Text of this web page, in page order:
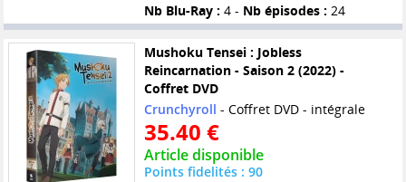
Nb Blu-Ray : 4 - Nb épisodes : 24
Mushoku Tensei : Jobless
Reincarnation - Saison 2 (2022) -
Coffret DVD
Crunchyroll - Coffret DVD - intégrale
35.40 €
Article disponible
Points fidelités : 90